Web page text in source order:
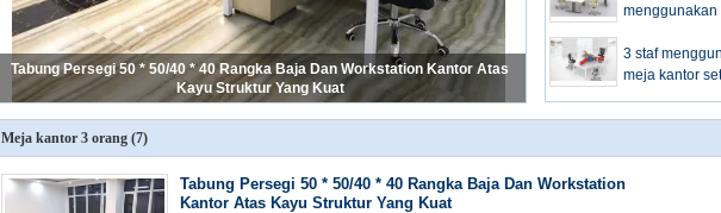
Tabung Persegi 50 * 50/40 * 40 Rangka Baja Dan Workstation Kantor Atas
Kayu Struktur Yang Kuat
menggunakan
3 staf
meja kantor
baja
Meja kantor 3 orang (7)
Tabung Persegi 50 * 50/40 * 40 Rangka Baja Dan Workstation
Kantor Atas Kayu Struktur Yang Kuat